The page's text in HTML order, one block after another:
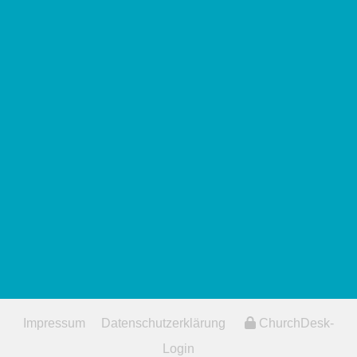
Impressum Datenschutzerklärung
ChurchDesk-
Login